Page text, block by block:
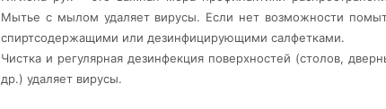
Мытье с мылом удаляет вирусы. Если нет возможности
спиртсодержащими или дезинфицирующими салфетками.
Чистка и регулярная дезинфекция поверхностей (столов,
др.) удаляет вирусы.